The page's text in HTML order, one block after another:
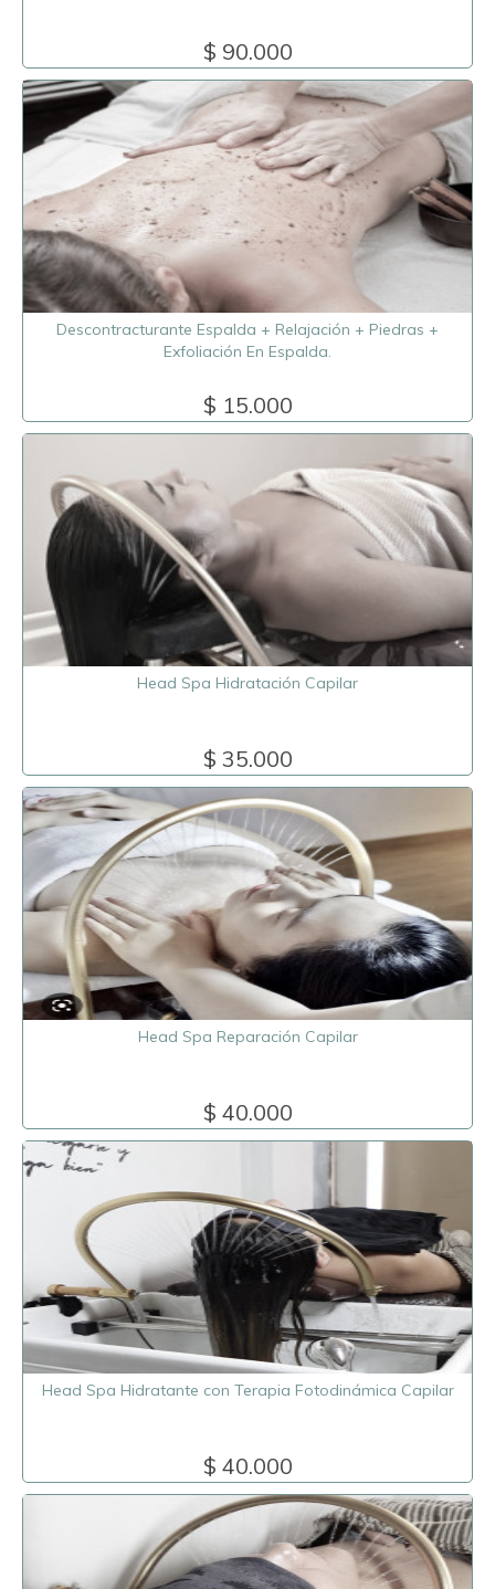
$ 90.000
Descontracturante Espalda + Relajación + Piedras +
Exfoliación En Espalda.
$ 15.000
Head Spa Hidratación Capilar
$ 35.000
Head Spa Reparación Capilar
$ 40.000
Head Spa Hidratante con Terapia Fotodinámica Capilar
$ 40.000